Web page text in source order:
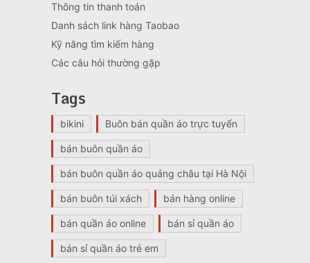
Thông tin thanh toán
Danh sách link hàng Taobao
Kỹ năng tìm kiếm hàng
Các câu hỏi thường gặp
Tags
bikini Buôn bán quần áo trực tuyến
bán buôn quần áo
bán buôn quần áo quảng châu tại Hà Nội
bán buôn túi xách bán hàng online
bán quần áo online bán sỉ quần áo
bán sỉ quần áo trẻ em